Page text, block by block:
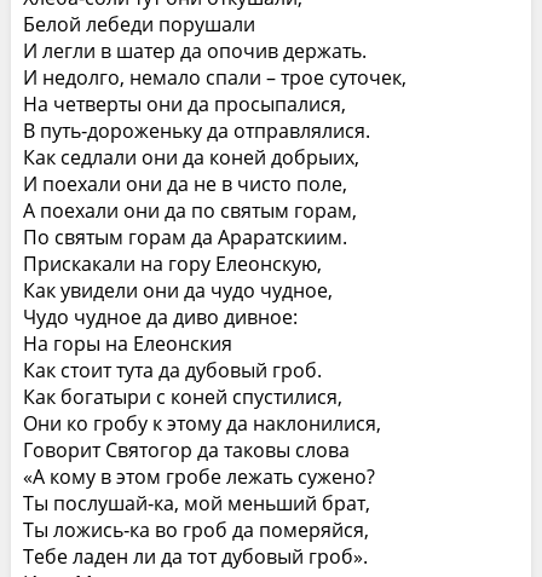
Белой лебеди порушали
И легли в шатер да опочив держать.
И недолго, немало спали – трое суточек,
На четверты они да просыпалися,
В путь‑дороженьку да отправлялися.
Как седлали они да коней добрыих,
И поехали они да не в чисто поле,
А поехали они да по святым горам,
По святым горам да Араратскиим.
Прискакали на гору Елеонскую,
Как увидели они да чудо чудное,
Чудо чудное да диво дивное:
На горы на Елеонския
Как стоит тута да дубовый гроб.
Как богатыри с коней спустилися,
Они ко гробу к этому да наклонилися,
Говорит Святогор да таковы слова
«А кому в этом гробе лежать сужено?
Ты послушай‑ка, мой меньший брат,
Ты ложись‑ка во гроб да померяйся,
Тебе ладен ли да тот дубовый гроб».